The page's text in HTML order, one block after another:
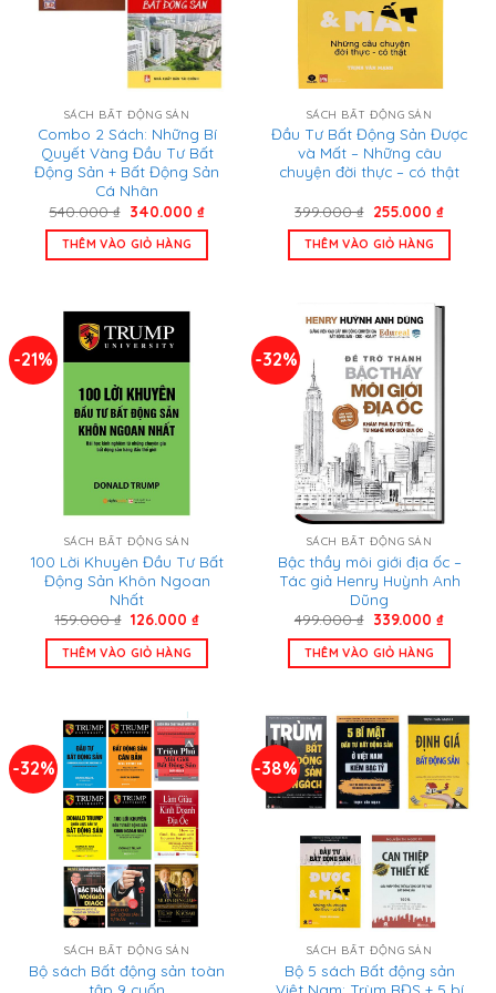
SÁCH BẤT ĐỘNG SẢN
Combo 2 Sách: Những Bí
Quyết Vàng Đầu Tư Bất
Động Sản + Bất Động Sản
Cá Nhân
540.000₫ Giá
là:
540.000 ₫.
340.000 ₫Giá
THÊM VÀO GIỎ HÀNG
SÁCH BẤT ĐỘNG SẢN
Đầu Tư Bất Động Sản Được
và Mất – Những câu
chuyện đời thực – có thật
399.000₫ Giá
là:
399.000 ₫.
255.000 ₫Giá
THÊM VÀO GIỎ HÀNG
-21%
SÁCH BẤT ĐỘNG SẢN
100 Lời Khuyên Đầu Tư Bất
Động Sản Khôn Ngoan
Nhất
159.000₫ Giá
là:
159.000 ₫.
126.000 ₫Giá
tại
THÊM VÀO GIỎ HÀNG
-32%
SÁCH BẤT ĐỘNG SẢN
Bậc thầy môi giới địa ốc –
Tác giả Henry Huỳnh Anh
Dũng
499.000₫ Giá
là:
499.000 ₫.
339.000 ₫Giá
tại
THÊM VÀO GIỎ HÀNG
-32%
SÁCH BẤT ĐỘNG SẢN
Bộ sách Bất động sản toàn
tập 9 cuốn
-38%
SÁCH BẤT ĐỘNG SẢN
Bộ 5 sách Bất động sản
Việt Nam: Trùm BĐS + 5 bí